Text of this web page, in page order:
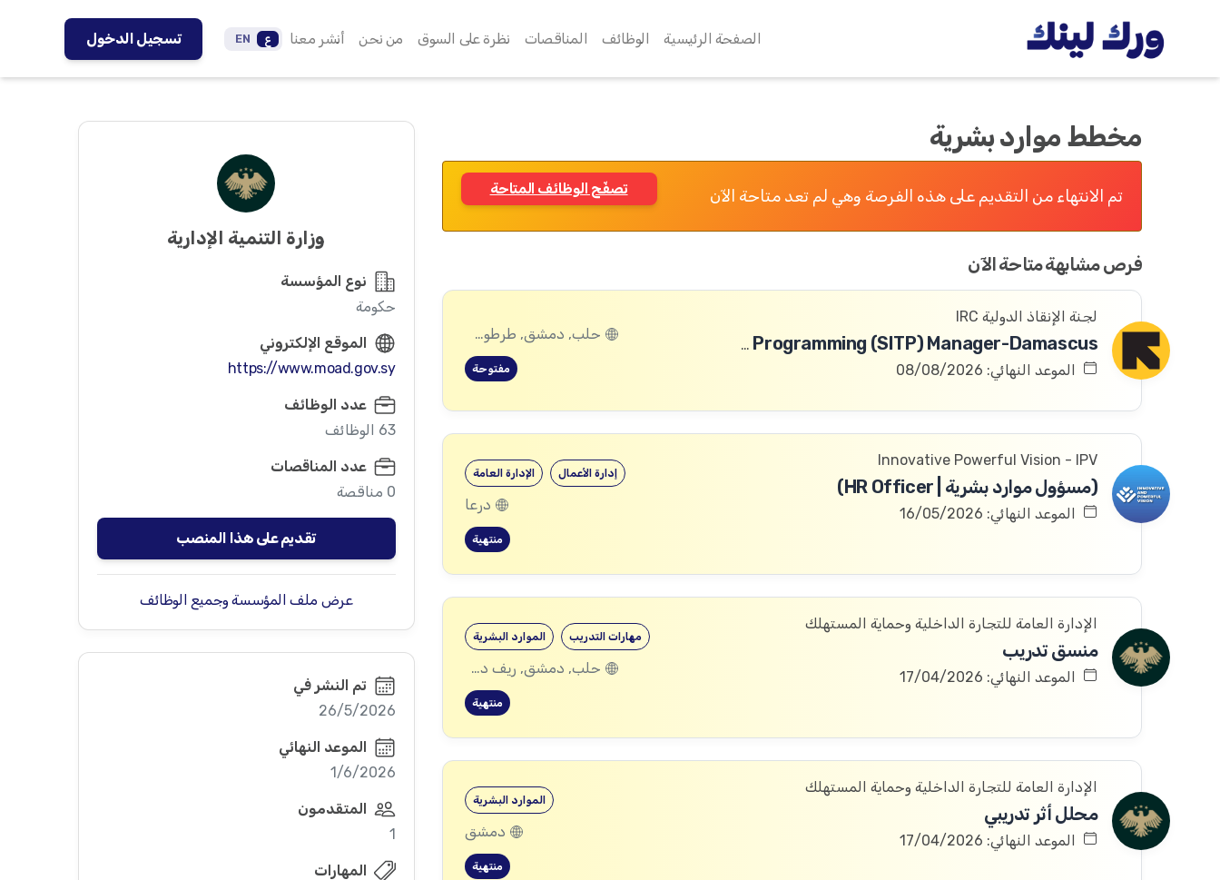
الصفحة الرئيسية الوظائف المناقصات نظرة على السوق من نحن أنشر معنا ع EN تسجيل الدخول
مخطط موارد بشرية
تم الانتهاء من التقديم على هذه الفرصة وهي لم تعد متاحة الآن تصفّح الوظائف المتاحة
فرص مشابهة متاحة الآن
لجنة الإنقاذ الدولية IRC
Safeguarding and Safe, Inclusive and Transformative Programming (SITP) Manager-Damascus
الموعد النهائي: 08/08/2026
حلب, دمشق, طرطوس, ريف دمشق, ديرالزور, درعا, السويداء, إدلب, القنيطرة, اللاذقية, الرقة, حمص, الحسكة, حماة
مفتوحة
Innovative Powerful Vision - IPV
(مسؤول موارد بشرية | HR Officer)
الموعد النهائي: 16/05/2026
الإدارة العامة إدارة الأعمال
درعا
منتهية
الإدارة العامة للتجارة الداخلية وحماية المستهلك
منسق تدريب
الموعد النهائي: 17/04/2026
الموارد البشرية مهارات التدريب
حلب, دمشق, ريف دمشق, ديرالزور, درعا, إدلب, القنيطرة, حمص, الحسكة, حماة
منتهية
الإدارة العامة للتجارة الداخلية وحماية المستهلك
محلل أثر تدريبي
الموعد النهائي: 17/04/2026
الموارد البشرية
دمشق
منتهية
وزارة التنمية الإدارية
نوع المؤسسة
حكومة
الموقع الإلكتروني
https://www.moad.gov.sy
عدد الوظائف
63 الوظائف
عدد المناقصات
0 مناقصة
تقديم على هذا المنصب
عرض ملف المؤسسة وجميع الوظائف
تم النشر في
26/5/2026
الموعد النهائي
1/6/2026
المتقدمون
1
المهارات